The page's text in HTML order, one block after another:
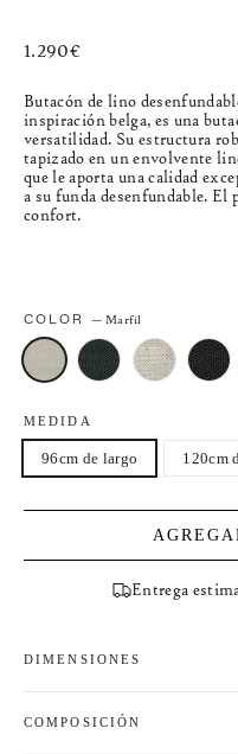
Precio
1.290€
Butacón de lino
inspiración belga, es una
versatilidad. Su estructura
tapizado en un envolvente
que le aporta una calidad
a su funda desenfundable. El
confort.
COLOR —Marfil
MEDIDA
96cm de largo 120cm
Entrega
DIMENSIONES
COMPOSICIÓN